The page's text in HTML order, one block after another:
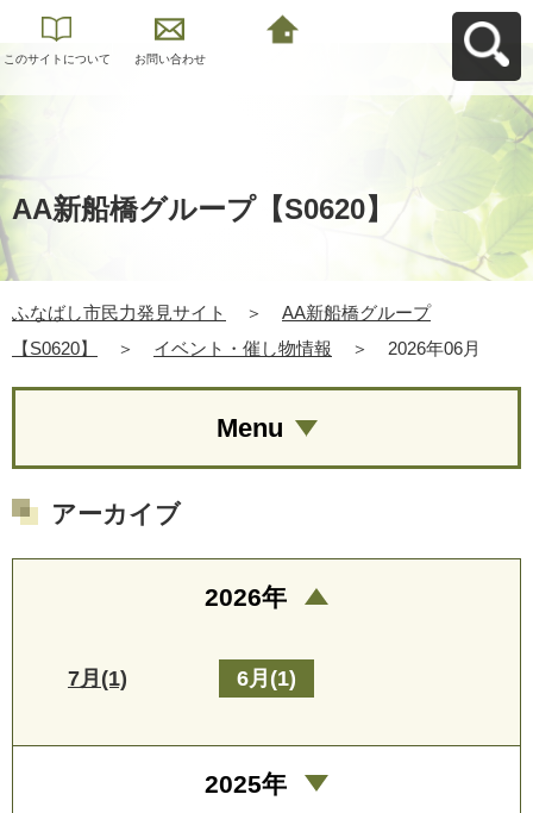
このサイトについて お問い合わせ
AA新船橋グループ【S0620】
ふなばし市民力発見サイト ＞
AA新船橋グループ
【S0620】
＞ イベント・催し物情報 ＞ 2026年06月
Menu
アーカイブ
2026年
7月(1) 6月(1)
2025年